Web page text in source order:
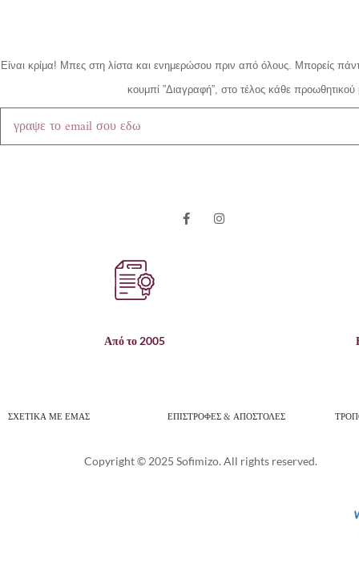
Είναι κρίμα! Μπες στη λίστα και ενημερώσου πριν από όλους. Μπορείς
κουμπί ”Διαγραφή”, στο τέλος κάθε
Από το 2005
ΣΧΕΤΙΚΑ ΜΕ ΕΜΑΣ ΕΠΙΣΤΡΟΦΕΣ & ΑΠΟΣΤΟΛΕΣ
Copyright © 2025 Sofimizo. All rights reserved.